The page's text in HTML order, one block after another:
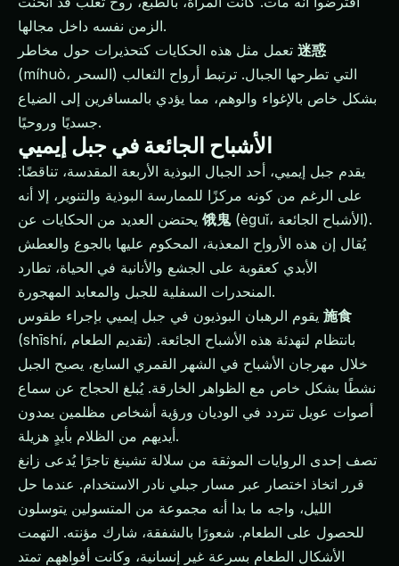
الزمن نفسه داخل مجالها.
迷惑
(míhuò، السحر) التي تطرحها الجبال. ترتبط أرواح الثعالب
بشكل خاص بالإغواء والوهم، مما يؤدي بالمسافرين إلى الضياع
جسديًا وروحيًا.
الأشباح الجائعة في جبل إيميي
يقدم جبل إيميي، أحد الجبال البوذية الأربعة المقدسة، تناقضًا:
على الرغم من كونه مركزًا للممارسة البوذية والتنوير، إلا أنه
饿鬼(èguǐ، الأشباح الجائعة).
يُقال إن هذه الأرواح المعذبة، المحكوم عليها بالجوع والعطش
الأبدي كعقوبة على الجشع والأنانية في الحياة، تطارد
المنحدرات السفلية للجبل والمعابد المهجورة.
施食
(shīshí، تقديم الطعام) بانتظام لتهدئة هذه الأشباح الجائعة.
خلال مهرجان الأشباح في الشهر القمري السابع، يصبح الجبل
نشطًا بشكل خاص مع الظواهر الخارقة. يُبلغ الحجاج عن سماع
أصوات عويل تتردد في الوديان ورؤية أشخاص مظلمين يمدون
أيديهم من الظلام بأيدٍ هزيلة.
تصف إحدى الروايات الموثقة من سلالة تشينغ تاجرًا يُدعى زانغ
قرر اتخاذ اختصار عبر مسار جبلي نادر الاستخدام. عندما حل
الليل، واجه ما بدا أنه مجموعة من المتسولين يتوسلون
للحصول على الطعام. شعورًا بالشفقة، شارك مؤنته. التهمت
الأشكال الطعام بسرعة غير إنسانية، وكانت أفواههم تمتد